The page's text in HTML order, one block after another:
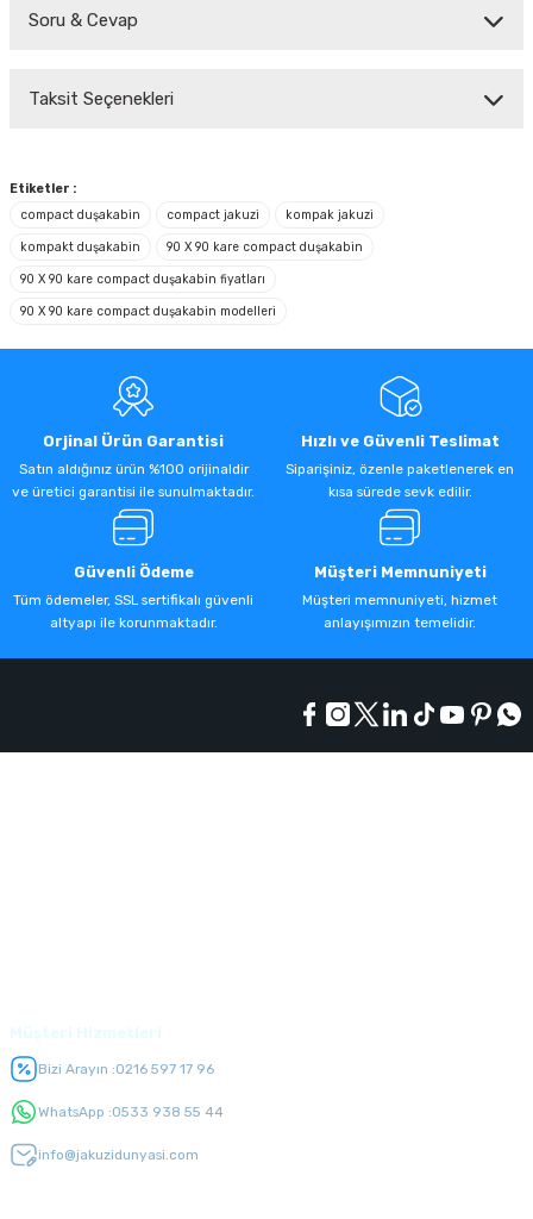
Soru & Cevap
Taksit Seçenekleri
Etiketler :
compact duşakabin
compact jakuzi kompak jakuzi
kompakt duşakabin 90 X 90 kare compact duşakabin
90 X 90 kare compact duşakabin fiyatları
90 X 90 kare compact duşakabin modelleri
Orjinal Ürün Garantisi
Satın aldığınız ürün %100 orijinaldir
ve üretici garantisi ile sunulmaktadır.
Hızlı ve Güvenli Teslimat
Siparişiniz, özenle paketlenerek en
kısa sürede sevk edilir.
Güvenli Ödeme
Tüm ödemeler, SSL sertifikalı güvenli
altyapı ile korunmaktadır.
Müşteri Memnuniyeti
Müşteri memnuniyeti, hizmet
anlayışımızın temelidir.
Bizi Arayın :0216 597 17 96
WhatsApp :0533 938 55 44
info@jakuzidunyasi.com